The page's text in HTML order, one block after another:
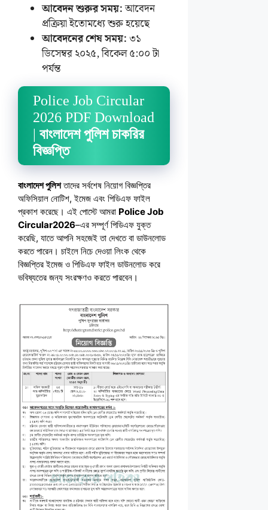
আবেদন শুরুর সময়:আবেদন
প্রক্রিয়া ইতোমধ্যে শুরু হয়েছে
আবেদনের শেষ সময়:৩১
ডিসেম্বর ২০২৫, বিকেল ৫:০০ টা
পর্যন্ত
Police Job Circular
2026 PDF Download
বাংলাদেশ পুলিশ চাকরির
বিজ্ঞপ্তি
বাংলাদেশ পুলিশতাদের সর্বশেষ নিয়োগ বিজ্ঞপ্তির
অফিসিয়াল নোটিশ, ইমেজ এবং পিডিএফ ফাইল
প্রকাশ করেছে। এই পোস্টে আমরা Police Job
Circular2026–এর সম্পূর্ণ পিডিএফ যুক্ত
করেছি, যাতে আপনি সহজেই তা দেখতে বা ডাউনলোড
করতে পারেন। চাইলে নিচে দেওয়া লিংক থেকে
বিজ্ঞপ্তির ইমেজ ও পিডিএফ ফাইল ডাউনলোড করে
ভবিষ্যতের জন্য সংরক্ষণও করতে পারবেন।